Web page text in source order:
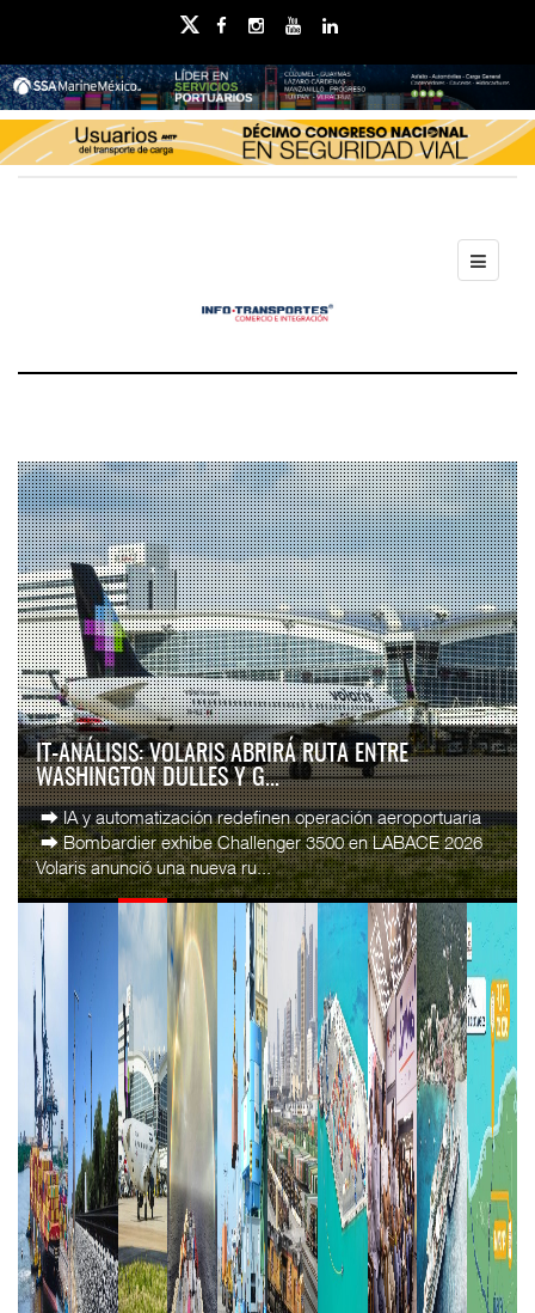
IT-ANÁLISIS: VOLARIS ABRIRÁ RUTA ENTRE
WASHINGTON DULLES Y G...
⮕ IA y automatización redefinen operación aeroportuaria
⮕ Bombardier exhibe Challenger 3500 en LABACE 2026
Volaris anunció una nueva ru...